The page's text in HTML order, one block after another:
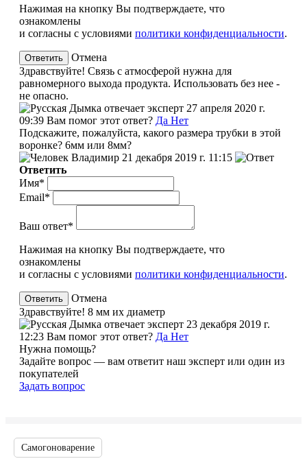
Нажимая на кнопку Вы подтверждаете, что
ознакомлены
и согласны с условиями политики конфиденциальности.
Отмена
Здравствуйте! Связь с атмосферой нужна для
равномерного выхода продукта. Использовать без нее -
не опасно.
эксперт 27 апреля 2020 г.
09:39 Вам помог этот ответ? Да Нет
Подскажите, пожалуйста, какого размера трубки в этой
воронке? 6мм или 8мм?
Владимир 21 декабря 2019 г. 11:15
Ответить
Имя*
Email*
Ваш ответ*
Нажимая на кнопку Вы подтверждаете, что
ознакомлены
и согласны с условиями политики конфиденциальности.
Отмена
Здравствуйте! 8 мм их диаметр
эксперт 23 декабря 2019 г.
12:23 Вам помог этот ответ? Да Нет
Нужна помощь?
Задайте вопрос — вам ответит наш эксперт или один из
покупателей
Задать вопрос
Самогоноварение